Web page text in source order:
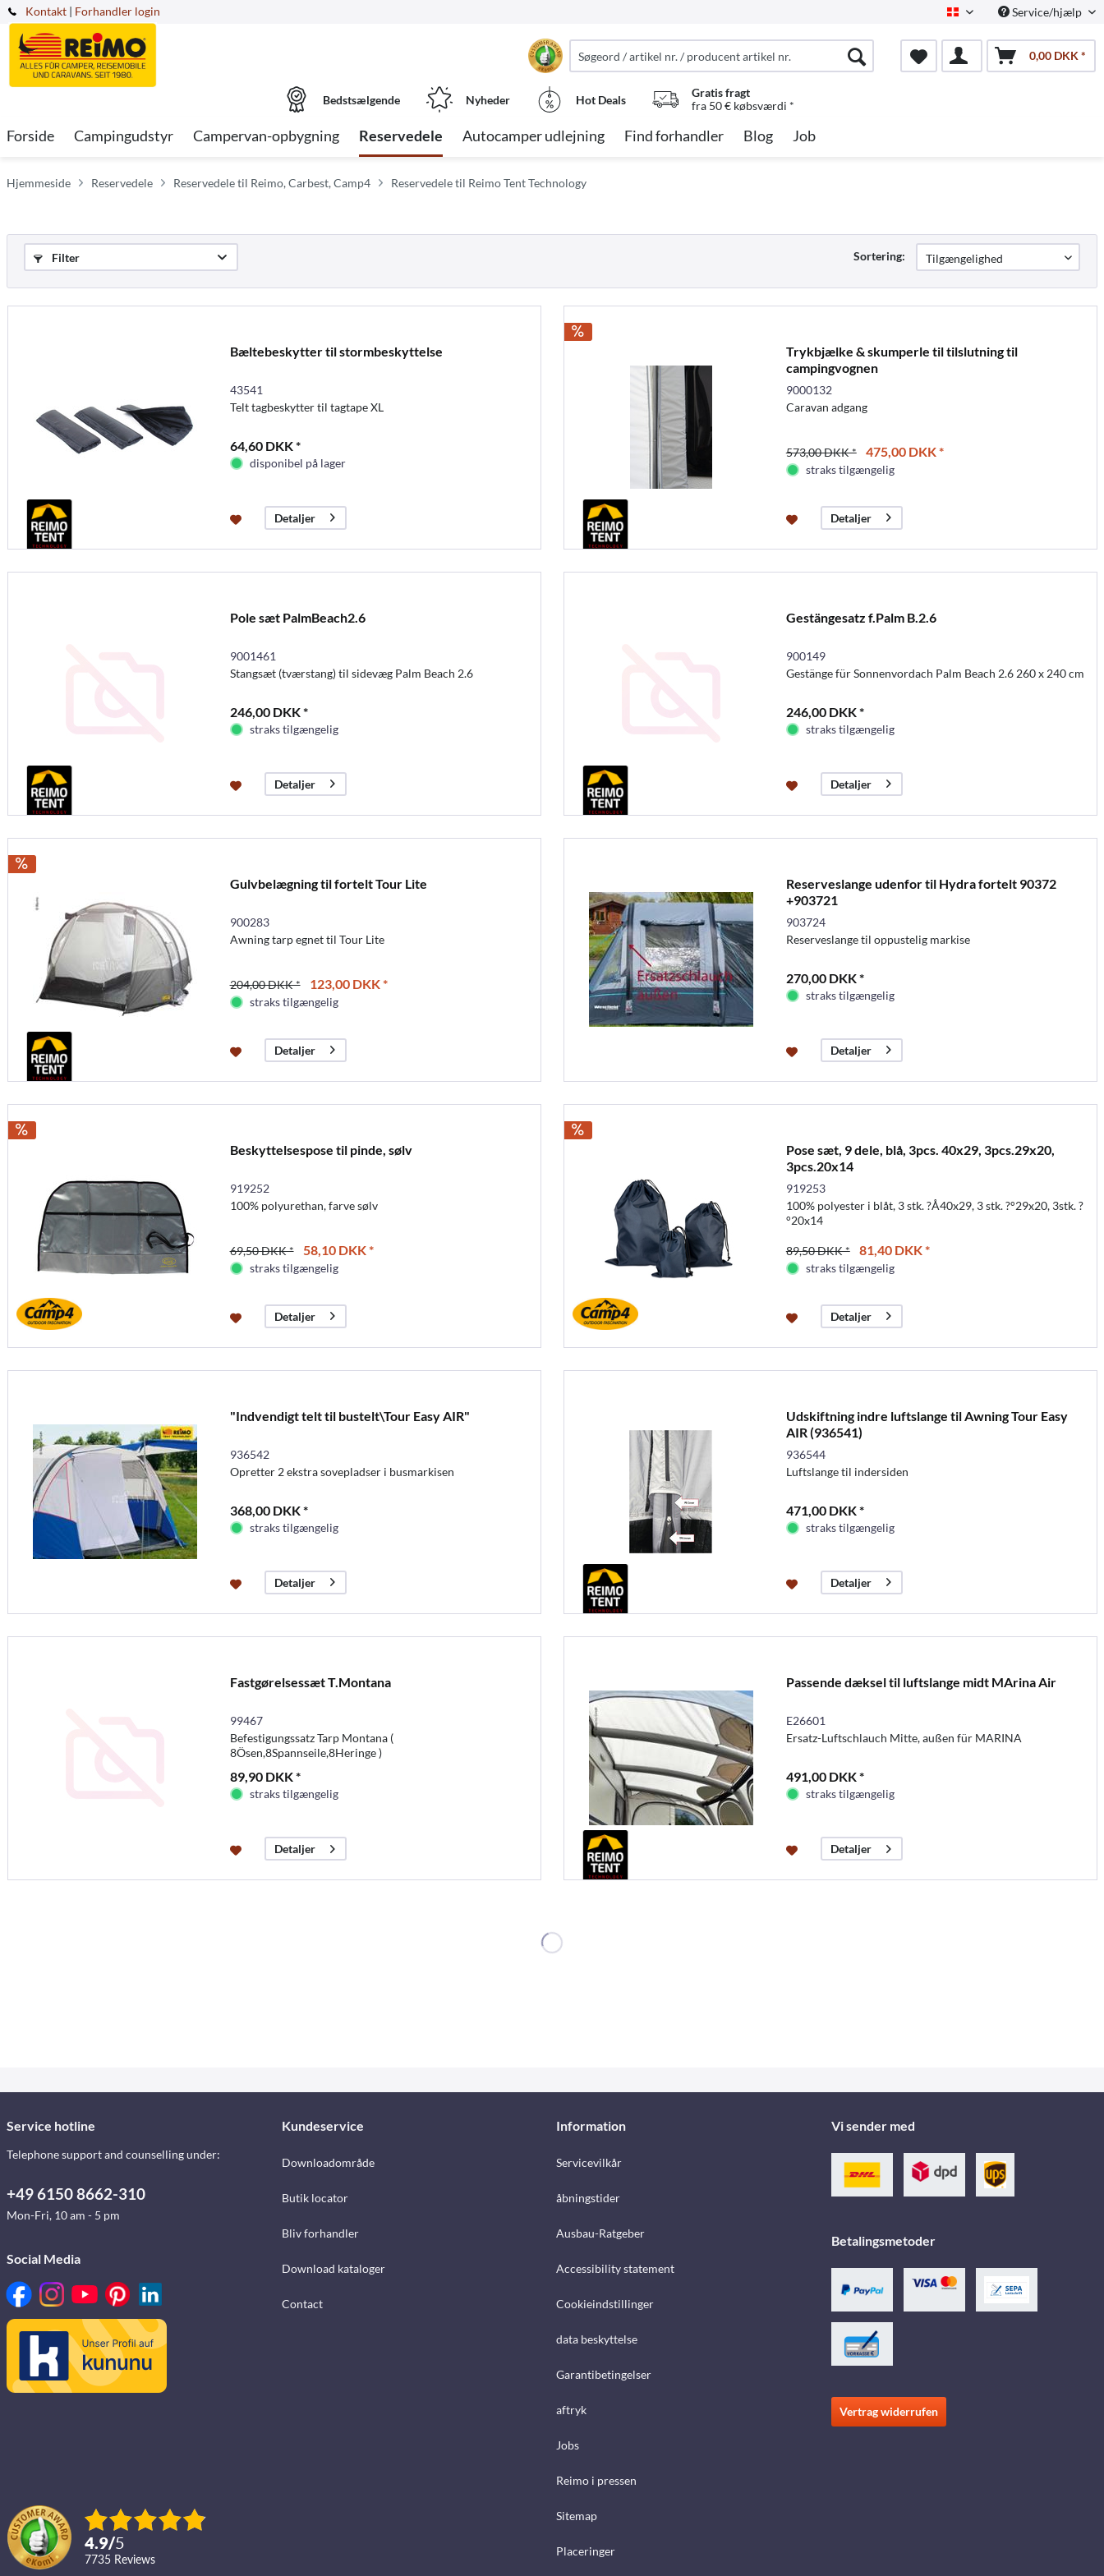
Kontakt Dansk Service/hjælp
| Forhandler login
0,00 DKK *
Bedstsælgende Nyheder Hot Deals
Gratis fragt
fra 50 € købsværdi *
Forside Campingudstyr Campervan-opbygning Reservedele Autocamper udlejning Find forhandler Blog Job
Hjemmeside Reservedele Reservedele til Reimo, Carbest, Camp4 Reservedele til Reimo Tent Technology
Filter Sortering:
Bæltebeskytter til stormbeskyttelse
43541
Telt tagbeskytter til tagtape XL
64,60 DKK *
disponibel på lager
Detaljer
Trykbjælke & skumperle til tilslutning til
campingvognen
9000132
Caravan adgang
573,00 DKK * 475,00 DKK *
straks tilgængelig
Detaljer
Pole sæt PalmBeach2.6
9001461
Stangsæt (tværstang) til sidevæg Palm Beach 2.6
246,00 DKK *
straks tilgængelig
Detaljer
Gestängesatz f.Palm B.2.6
900149
Gestänge für Sonnenvordach Palm Beach 2.6 260 x 240 cm
246,00 DKK *
straks tilgængelig
Detaljer
Gulvbelægning til fortelt Tour Lite
900283
Awning tarp egnet til Tour Lite
204,00 DKK * 123,00 DKK *
straks tilgængelig
Detaljer
Reserveslange udenfor til Hydra fortelt 90372
+903721
903724
Reserveslange til oppustelig markise
270,00 DKK *
straks tilgængelig
Detaljer
Beskyttelsespose til pinde, sølv
919252
100% polyurethan, farve sølv
69,50 DKK * 58,10 DKK *
straks tilgængelig
Detaljer
Pose sæt, 9 dele, blå, 3pcs. 40x29, 3pcs.29x20,
3pcs.20x14
919253
100% polyester i blåt, 3 stk. ?Å40x29, 3 stk. ?°29x20, 3stk. ?
°20x14
89,50 DKK * 81,40 DKK *
straks tilgængelig
Detaljer
"Indvendigt telt til bustelt\Tour Easy AIR"
936542
Opretter 2 ekstra sovepladser i busmarkisen
368,00 DKK *
straks tilgængelig
Detaljer
Udskiftning indre luftslange til Awning Tour Easy
AIR (936541)
936544
Luftslange til indersiden
471,00 DKK *
straks tilgængelig
Detaljer
Fastgørelsessæt T.Montana
99467
Befestigungssatz Tarp Montana (
8Ösen,8Spannseile,8Heringe )
89,90 DKK *
straks tilgængelig
Detaljer
Passende dæksel til luftslange midt MArina Air
E26601
Ersatz-Luftschlauch Mitte, außen für MARINA
491,00 DKK *
straks tilgængelig
Detaljer
Service hotline
Telephone support and counselling under:
+49 6150 8662-310
Mon-Fri, 10 am - 5 pm
Social Media
4.9/5
7735 reviews
Kundeservice
Downloadområde
Butik locator
Bliv forhandler
Download kataloger
Contact
Information
Servicevilkår
åbningstider
Ausbau-Ratgeber
Accessibility statement
Cookieindstillinger
data beskyttelse
Garantibetingelser
aftryk
Jobs
Reimo i pressen
Sitemap
Placeringer
Vi sender med
Betalingsmetoder
Vertrag widerrufen